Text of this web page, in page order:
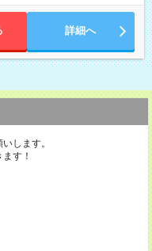
詳細へ
します。
す！